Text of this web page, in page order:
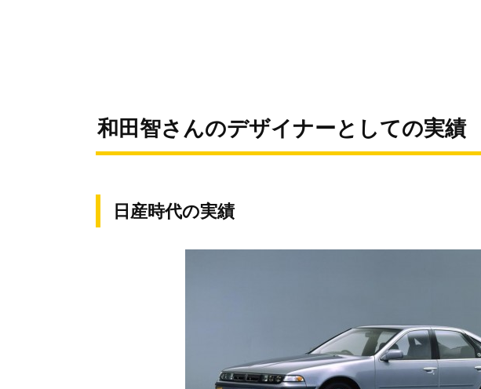
和田智さんのデザイナーとしての実績
日産時代の実績